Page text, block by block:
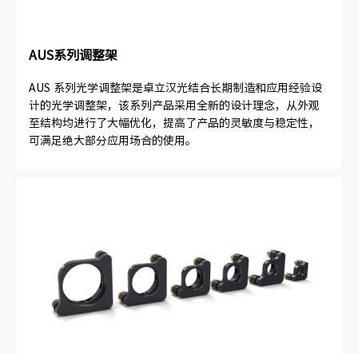
AUS系列调整架
AUS 系列光学调整架是卓立汉光结合长期制造和应用经验设
计的光学调整架，该系列产品采用全新的设计理念，从外观
至结构均进行了大幅优化，提高了产品的灵敏度与稳定性，
可满足绝大部分应用场合的使用。